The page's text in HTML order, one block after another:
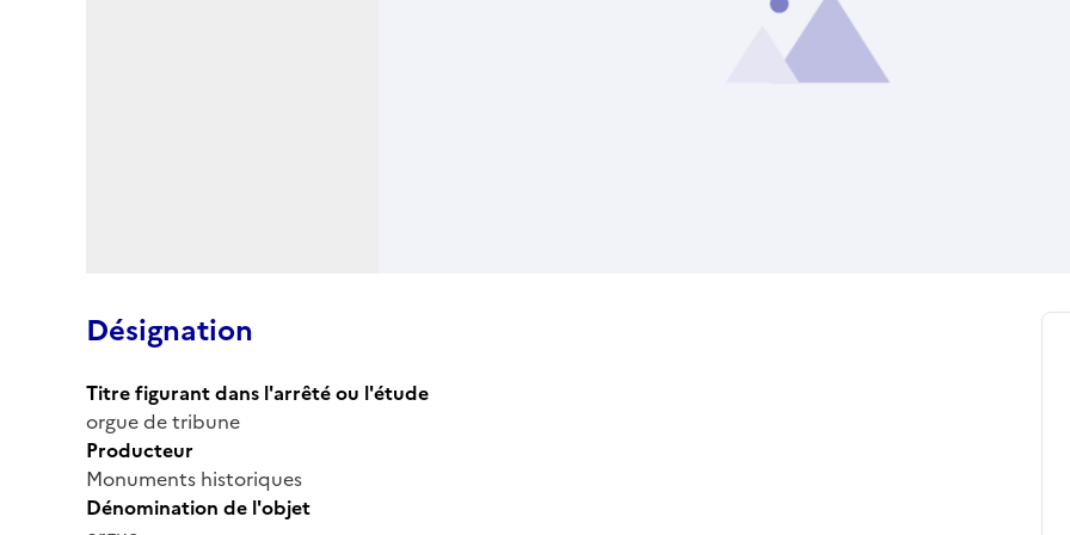
Désignation
Titre figurant dans l'arrêté ou l'étude
orgue de tribune
Producteur
Monuments historiques
Dénomination de l'objet